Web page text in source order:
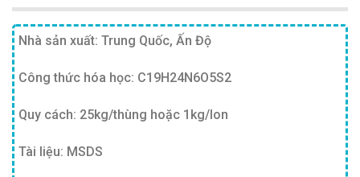
Nhà sản xuất: Trung Quốc, Ấn Độ
Công thức hóa học: C19H24N6O5S2
Quy cách: 25kg/thùng hoặc 1kg/lon
Tài liệu: MSDS